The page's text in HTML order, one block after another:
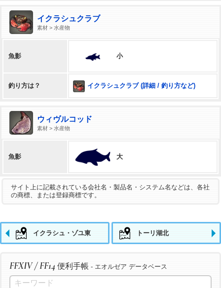
イクラシュクラブ
素材 > 水産物
魚影 小
釣り方は？ イクラシュクラブ (詳細 / 釣り方など)
ウィヴルコッド
素材 > 水産物
魚影 大
サイト上に記載されている会社名・製品名・システム名などは、各社
の商標、または登録商標です。
イクラシュ・ゾユ東 トーリ湖北
FFXIV / FF14 便利手帳 - エオルゼア データベース